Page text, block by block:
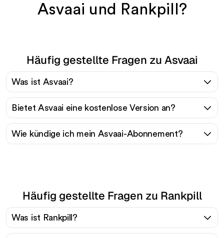
Asvaai und Rankpill?
Häufig gestellte Fragen zu Asvaai
Was ist Asvaai?
Bietet Asvaai eine kostenlose Version an?
Wie kündige ich mein Asvaai-Abonnement?
Häufig gestellte Fragen zu Rankpill
Was ist Rankpill?